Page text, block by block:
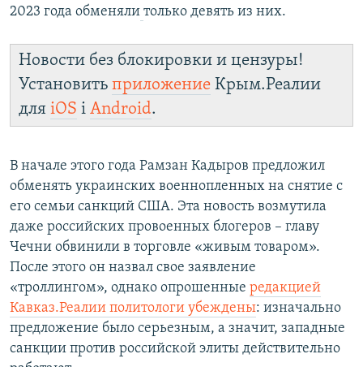
2023 года обменяли только девять из них.
Новости без блокировки и цензуры!
Установить приложение Крым.Реалии
для iOS і Android.
В начале этого года Рамзан Кадыров предложил
обменять украинских военнопленных на снятие с
его семьи санкций США. Эта новость возмутила
даже российских провоенных блогеров – главу
Чечни обвинили в торговле «живым товаром».
После этого он назвал свое заявление
«троллингом», однако опрошенные редакцией
Кавказ.Реалии политологи убеждены: изначально
предложение было серьезным, а значит, западные
санкции против российской элиты действительно